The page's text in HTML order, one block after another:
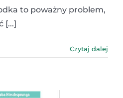
to poważny problem,
[...]
Czytaj dalej